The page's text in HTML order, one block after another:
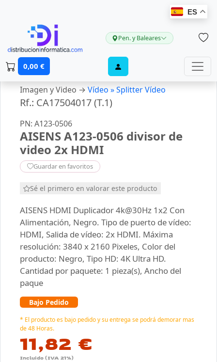
ES
Pen. y Baleares
0,00 €
Imagen y Video → Vídeo »Splitter Vídeo
Rf.: CA17504017 (T.1)
PN: A123-0506
AISENS A123-0506 divisor de
video 2x HDMI
Guardar en favoritos
Sé el primero en valorar este producto
AISENS HDMI Duplicador 4k@30Hz 1x2 Con
Alimentación, Negro. Tipo de puerto de vídeo:
HDMI, Salida de vídeo: 2x HDMI. Máxima
resolución: 3840 x 2160 Pixeles, Color del
producto: Negro, Tipo HD: 4K Ultra HD.
Cantidad por paquete: 1 pieza(s), Ancho del
paque
Bajo Pedido
* El producto es bajo pedido y su entrega se podrá demorar mas
de 48 Horas.
11,82 €
Incluido (IVA 21%)